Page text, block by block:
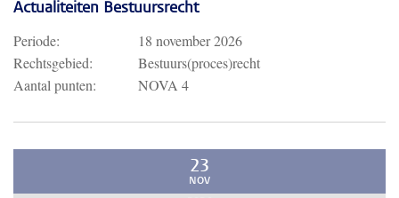
Actualiteiten Bestuursrecht
Periode:
18 november 2026
Rechtsgebied:
Bestuurs(proces)recht
Aantal punten:
NOVA 4
23
NOV